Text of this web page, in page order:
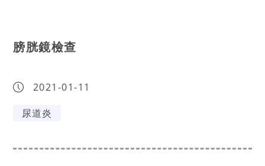
膀胱鏡檢查
2021-01-11
尿道炎